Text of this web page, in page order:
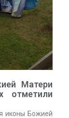
Матери
отметили
иконы Божией